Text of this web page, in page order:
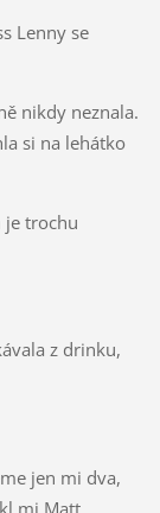
Lenny se
nikdy neznala.
si na lehátko
je trochu
z drinku,
jen mi dva,